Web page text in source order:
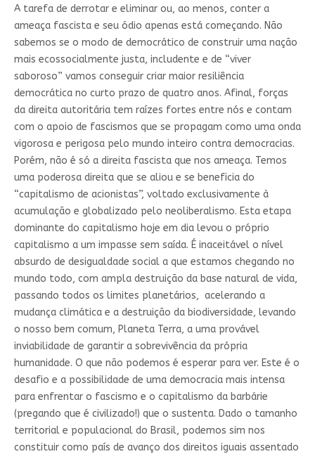
A tarefa de derrotar e eliminar ou, ao menos, conter a
ameaça fascista e seu ódio apenas está começando. Não
sabemos se o modo de democrático de construir uma nação
mais ecossocialmente justa, includente e de “viver
saboroso” vamos conseguir criar maior resiliência
democrática no curto prazo de quatro anos. Afinal, forças
da direita autoritária tem raízes fortes entre nós e contam
com o apoio de fascismos que se propagam como uma onda
vigorosa e perigosa pelo mundo inteiro contra democracias.
Porém, não é só a direita fascista que nos ameaça. Temos
uma poderosa direita que se aliou e se beneficia do
“capitalismo de acionistas”, voltado exclusivamente à
acumulação e globalizado pelo neoliberalismo. Esta etapa
dominante do capitalismo hoje em dia levou o próprio
capitalismo a um impasse sem saída. É inaceitável o nível
absurdo de desigualdade social a que estamos chegando no
mundo todo, com ampla destruição da base natural de vida,
passando todos os limites planetários, acelerando a
mudança climática e a destruição da biodiversidade, levando
o nosso bem comum, Planeta Terra, a uma provável
inviabilidade de garantir a sobrevivência da própria
humanidade. O que não podemos é esperar para ver. Este é o
desafio e a possibilidade de uma democracia mais intensa
para enfrentar o fascismo e o capitalismo da barbárie
(pregando que é civilizado!) que o sustenta. Dado o tamanho
territorial e populacional do Brasil, podemos sim nos
constituir como país de avanço dos direitos iguais assentado